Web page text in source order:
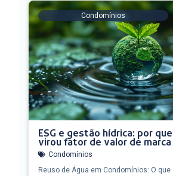
Condomínios
ESG e gestão hídrica: por
virou fator de valor de marca
Condomínios
Reuso de Água em Condomínios: O que